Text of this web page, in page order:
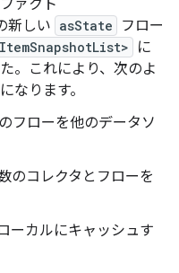
ァクト
新しい asState
フロー
に
。これにより、次のよ
なります。
のフローを他のデータソ
のコレクタとフローを
ーカルにキャッシュす